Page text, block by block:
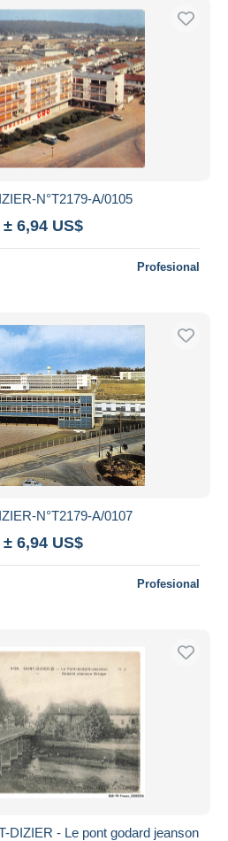
N°T2179-A/0105
± 6,94 US$
Profesional
N°T2179-A/0107
± 6,94 US$
Profesional
DIZIER - Le pont godard jeanson